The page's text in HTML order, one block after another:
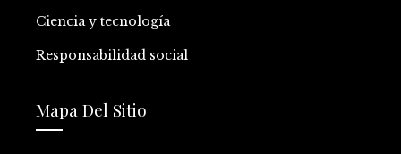
Ciencia y tecnología
Responsabilidad social
Mapa Del Sitio